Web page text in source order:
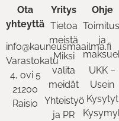
Ota
yhteyttä
info@kauneusmaailma.fi
Varastokatu
4, ovi 5
21200
Raisio
Yritys
Tietoa
meistä
Miksi
valita
meidät
Yhteistyö
ja PR
Ohje
ja
UKK –
Usein
Kysytyt